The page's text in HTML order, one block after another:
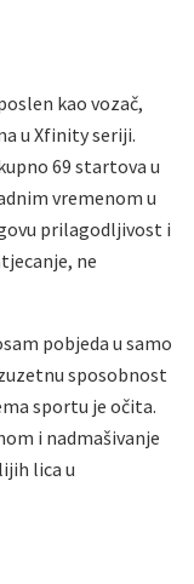
kao vozač,
u Xfinity seriji.
69 startova u
vremenom u
prilagodljivost i
ne
pobjeda u samo
sposobnost
sportu je očita.
i nadmašivanje
lica u